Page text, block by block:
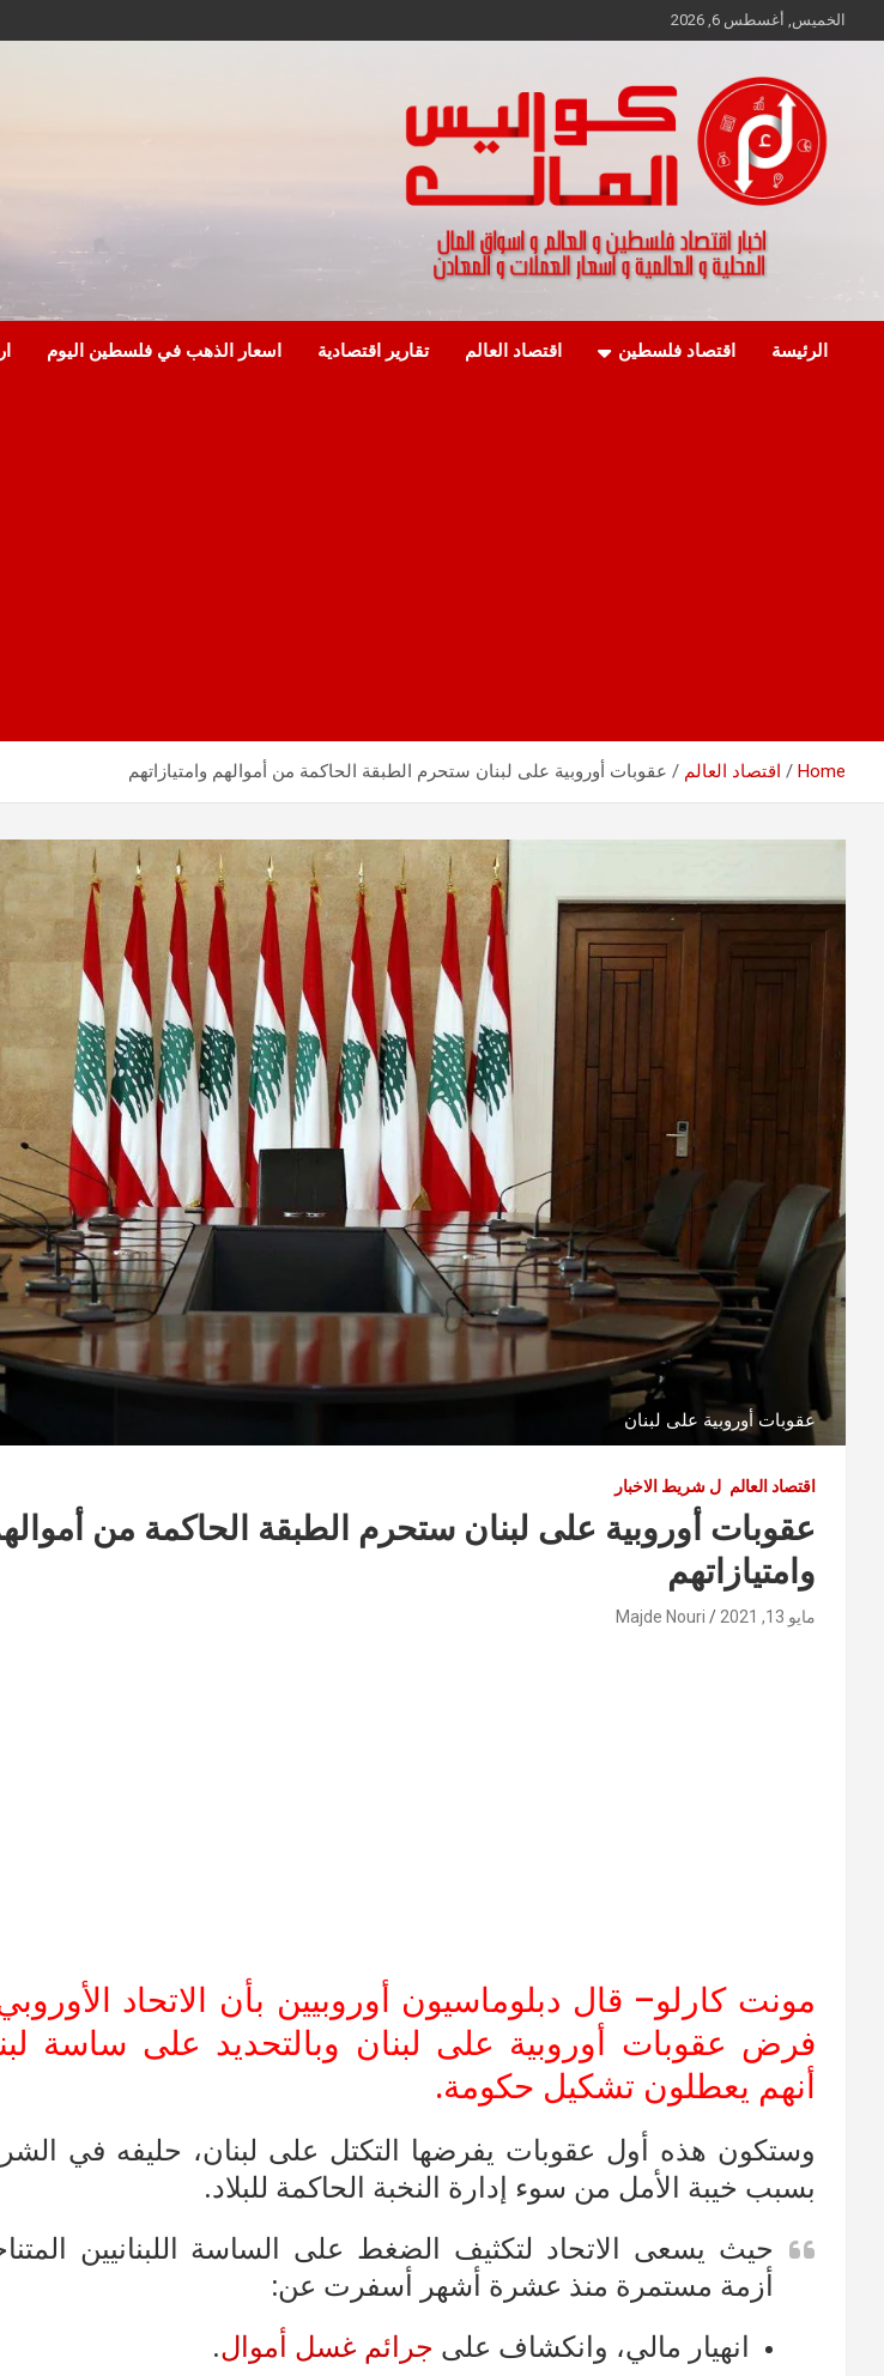
to
الخميس, أغسطس 6, 2026
كواليس المال
الرئيسة اقتصاد فلسطين اقتصاد العالم تقارير اقتصادية اسعار الذهب في فلسطين اليوم
Home اقتصاد العالم عقوبات أوروبية على لبنان ستحرم الطبقة الحاكمة من أموالهم وامتيازاتهم
عقوبات أوروبية على لبنان
اقتصاد العالم ل شريط الاخبار
عقوبات أوروبية على لبنان ستحرم الطبقة الحاكمة من
وامتيازاتهم
مايو 13, 2021 Majde Nouri
مونت كارلو– قال دبلوماسيون أوروبيين بأن الاتحاد
فرض عقوبات أوروبية على لبنان وبالتحديد على ساسة
أنهم يعطلون تشكيل حكومة.
وستكون هذه أول عقوبات يفرضها التكتل على لبنان، حليفه في
بسبب خيبة الأمل من سوء إدارة النخبة الحاكمة للبلاد.
حيث يسعى الاتحاد لتكثيف الضغط على الساسة اللبنانيين
أزمة مستمرة منذ عشرة أشهر أسفرت عن:
انهيار مالي، وانكشاف على جرائم غسل أموال.